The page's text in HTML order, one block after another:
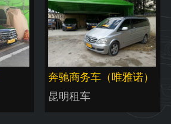
奔驰商务车（唯雅诺）
昆明租车